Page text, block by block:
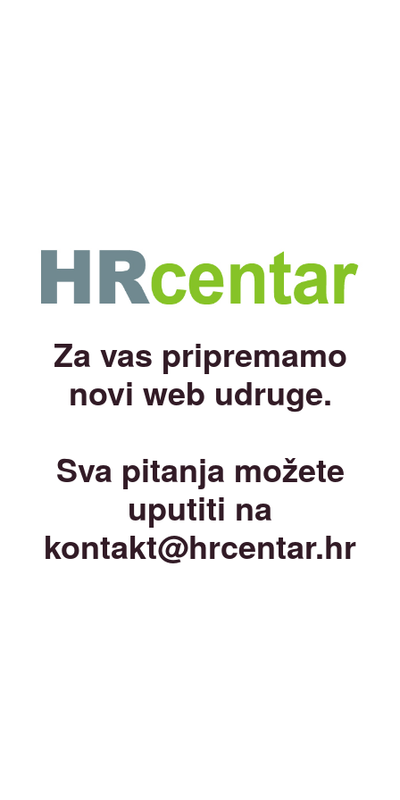
Za vas pripremamo
novi web udruge.
Sva pitanja možete
uputiti na
kontakt@hrcentar.hr